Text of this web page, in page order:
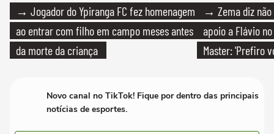
→ Jogador do Ypiranga FC fez homenagem
ao entrar com filho em campo meses antes
da morte da criança
→ Zema diz
apoio a Flávio
Master: 'Prefiro
Novo canal no TikTok! Fique por dentro das principais
notícias de esportes.